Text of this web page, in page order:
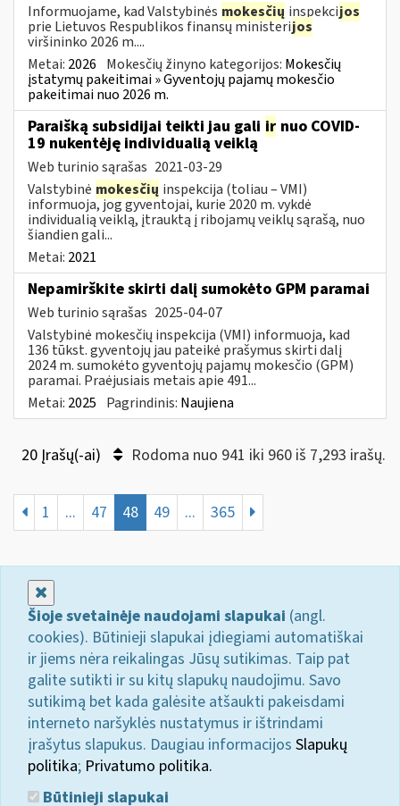
Informuojame, kad Valstybinės mokesčių inspekcijos
prie Lietuvos Respublikos finansų ministerijos
viršininko 2026 m....
Metai: 2026 Mokesčių žinyno kategorijos: Mokesčių
įstatymų pakeitimai » Gyventojų pajamų mokesčio
pakeitimai nuo 2026 m.
Paraišką subsidijai teikti jau gali ir nuo COVID-
19 nukentėję individualią veiklą
Web turinio sąrašas 2021-03-29
Valstybinė mokesčių inspekcija (toliau – VMI)
informuoja, jog gyventojai, kurie 2020 m. vykdė
individualią veiklą, įtrauktą į ribojamų veiklų sąrašą, nuo
šiandien gali...
Metai: 2021
Nepamirškite skirti dalį sumokėto GPM paramai
Web turinio sąrašas 2025-04-07
Valstybinė mokesčių inspekcija (VMI) informuoja, kad
136 tūkst. gyventojų jau pateikė prašymus skirti dalį
2024 m. sumokėto gyventojų pajamų mokesčio (GPM)
paramai. Praėjusiais metais apie 491...
Metai: 2025 Pagrindinis: Naujiena
20 Įrašų(-ai) Rodoma nuo 941 iki 960 iš 7,293 irašų.
1 ... 47 48 49 ... 365
Šioje svetainėje naudojami slapukai (angl.
cookies). Būtinieji slapukai įdiegiami automatiškai
ir jiems nėra reikalingas Jūsų sutikimas. Taip pat
galite sutikti ir su kitų slapukų naudojimu. Savo
sutikimą bet kada galėsite atšaukti pakeisdami
interneto naršyklės nustatymus ir ištrindami
įrašytus slapukus. Daugiau informacijos Slapukų
politika; Privatumo politika.
Būtinieji slapukai